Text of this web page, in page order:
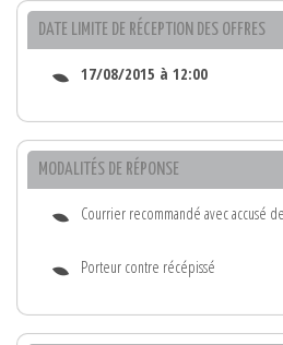
DATE LIMITE DE RÉCEPTION DES OFFRES
17/08/2015 à 12:00
MODALITÉS DE RÉPONSE
Courrier recommandé avec accusé
Porteur contre récépissé